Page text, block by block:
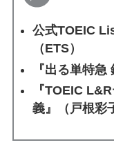
公式TOEIC
（ETS）
『出る単特急
『TOEIC
義』（戸根彩